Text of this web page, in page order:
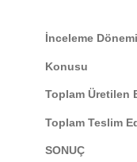
E-
Toplam
Toplam